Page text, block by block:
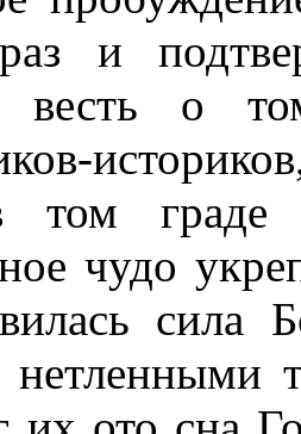
и
весть о
том граде
чудо
сила
нетленными